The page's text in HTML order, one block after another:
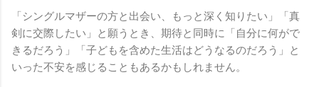
「シングルマザーの方と出会い、もっと深く知りたい」「真
剣に交際したい」と願うとき、期待と同時に「自分に何がで
きるだろう」「子どもを含めた生活はどうなるのだろう」と
いった不安を感じることもあるかもしれません。